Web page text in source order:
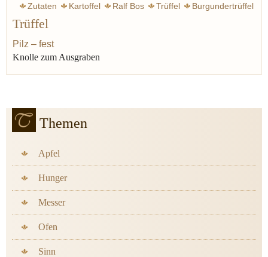
Zutaten Kartoffel Ralf Bos Trüffel Burgundertrüffel
Trüffel
Pilz – fest
Knolle zum Ausgraben
Themen
Apfel
Hunger
Messer
Ofen
Sinn